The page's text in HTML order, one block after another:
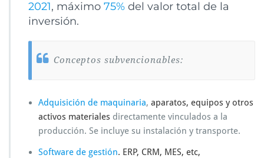
2021, máximo 75% del valor total de la
inversión.
Conceptos subvencionables:
Adquisición de maquinaria, aparatos, equipos y otros
activos materiales directamente vinculados a la
producción. Se incluye su instalación y transporte.
Software de gestión. ERP, CRM, MES, etc,